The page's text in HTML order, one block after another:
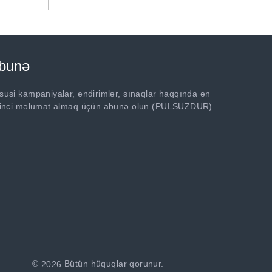
kampaniyalar, endirimlər, sınaqlar haqqında ən
məlumat almaq üçün abunə olun (PULSUZDUR)
© 2026 Bütün hüquqlar qorunur.